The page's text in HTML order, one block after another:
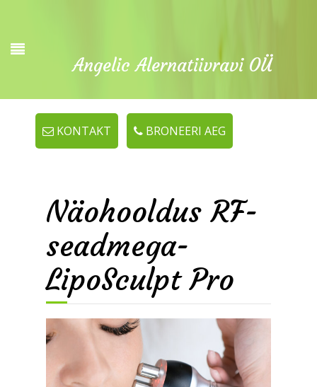
Angelic Alernatiivravi OÜ
KONTAKT BRONEERI AEG
Näohooldus RF-
seadmega-
LipoSculpt Pro